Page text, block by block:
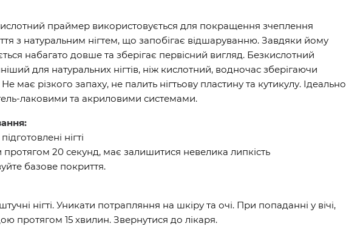
праймер використовується для покращення зчеплення
з натуральним нігтем, що запобігає відшаруванню. Завдяки йому
набагато довше та зберігає первісний вигляд. Безкислотний
для натуральних нігтів, ніж кислотний, водночас зберігаючи
Не має різкого запаху, не палить нігтьову пластину та кутикулу. Ідеально
лаковими та акриловими системами.
нігті
протягом 20 секунд, має залишитися невелика липкість
базове покриття.
нігті. Уникати потрапляння на шкіру та очі. При попаданні у вічі,
протягом 15 хвилин. Звернутися до лікаря.